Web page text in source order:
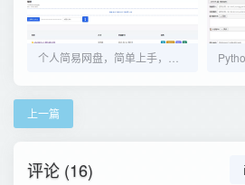
上一篇
评论 (16)